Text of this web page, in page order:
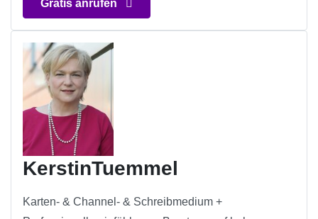
Gratis anrufen
KerstinTuemmel
Karten- & Channel- & Schreibmedium +